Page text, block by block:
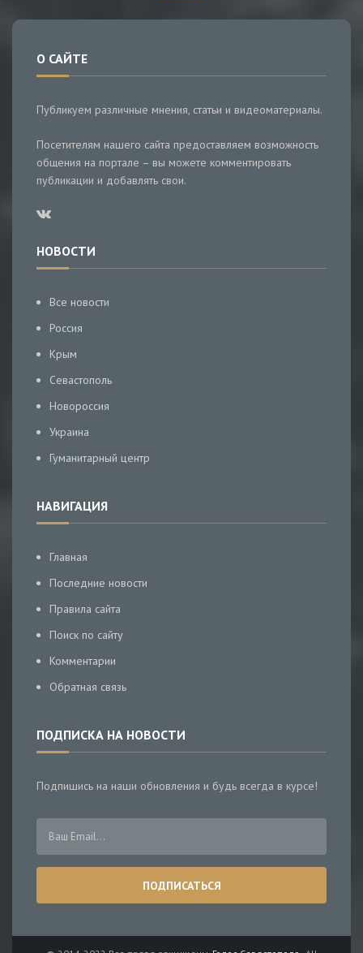
О САЙТЕ
Публикуем различные мнения, статьи и видеоматериалы.
Посетителям нашего сайта предоставляем возможность
общения на портале – вы можете комментировать
публикации и добавлять свои.
НОВОСТИ
Все новости
Россия
Крым
Севастополь
Новороссия
Украина
Гуманитарный центр
НАВИГАЦИЯ
Главная
Последние новости
Правила сайта
Поиск по сайту
Комментарии
Обратная связь
ПОДПИСКА НА НОВОСТИ
Подпишись на наши обновления и будь всегда в курсе!